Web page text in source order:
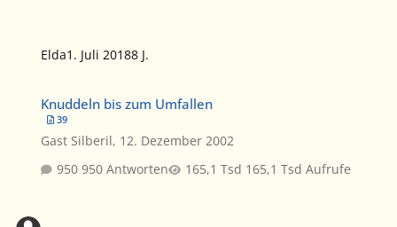
Elda1. Juli 20188 J.
Knuddeln bis zum Umfallen
39
Gast Silberil, 12. Dezember 2002
950 Antworten
165,1 Tsd Aufrufe